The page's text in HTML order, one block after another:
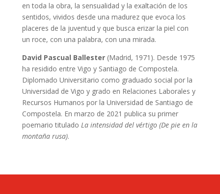
en toda la obra, la sensualidad y la exaltación de los
sentidos, vividos desde una madurez que evoca los
placeres de la juventud y que busca erizar la piel con
un roce, con una palabra, con una mirada.
David Pascual Ballester(Madrid, 1971). Desde 1975
ha residido entre Vigo y Santiago de Compostela.
Diplomado Universitario como graduado social por la
Universidad de Vigo y grado en Relaciones Laborales y
Recursos Humanos por la Universidad de Santiago de
Compostela. En marzo de 2021 publica su primer
poemario titulado La intensidad del vértigo (De pie en la
montaña rusa).